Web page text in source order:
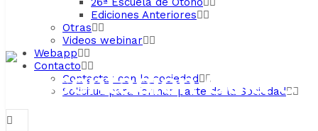
Ediciones Anteriores
Otras
Videos webinar
Webapp
Contacto
Contactar con la sociedad
Solicitud para formar parte de la Sociedad
Presentación Guía
derivados del